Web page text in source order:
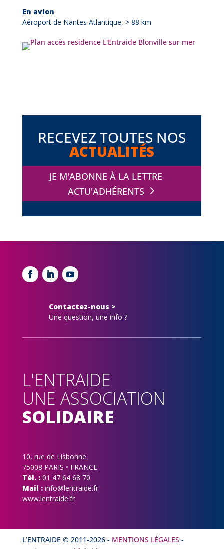
En avion
Aéroport de Nantes Atlantique, > 88 km
RECEVEZ TOUTES NOS
ACTUALITÉS
JE M'ABONNE À LA LETTRE
ACTU'ADHÉRENTS
Contactez-nous >
Une question, une info ?
L'ENTRAIDE
UNE ASSOCIATION
SOLIDAIRE
10, rue de Lisbonne
75008 PARIS • FRANCE
Tél. :01 47 64 68 70
Mail : info@lentraide.fr
www.lentraide.fr
L’ENTRAIDE © 2011-2026- MENTIONS LÉGALES -